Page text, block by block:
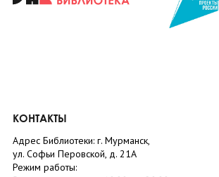
КОНТАКТЫ
Адрес Библиотеки: г. Мурманск,
ул. Софьи Перовской, д. 21А
Режим работы: